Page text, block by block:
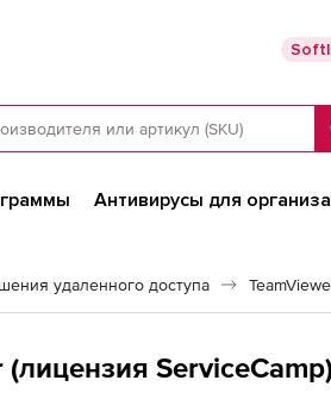
Антивирусы для
удаленного доступа
(лицензия